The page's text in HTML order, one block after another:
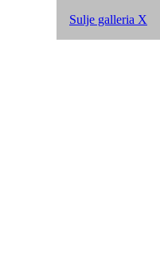
Sulje galleria X